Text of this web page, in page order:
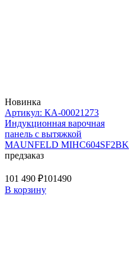
Новинка
Артикул: КА-00021273
Индукционная варочная
панель с вытяжкой
MAUNFELD MIHC604SF2BK
предзаказ
101 490 ₽101490
В корзину